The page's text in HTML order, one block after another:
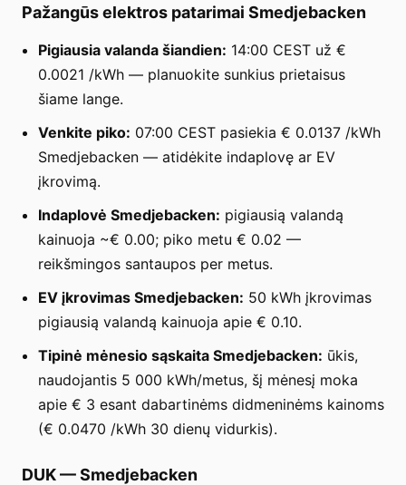
Pažangūs elektros patarimai Smedjebacken
Pigiausia valanda šiandien: 14:00 CEST už €
0.0021 /kWh — planuokite sunkius prietaisus
šiame lange.
Venkite piko: 07:00 CEST pasiekia € 0.0137 /kWh
Smedjebacken — atidėkite indaplovę ar EV
įkrovimą.
Indaplovė Smedjebacken: pigiausią valandą
kainuoja ~€ 0.00; piko metu € 0.02 —
reikšmingos santaupos per metus.
EV įkrovimas Smedjebacken: 50 kWh įkrovimas
pigiausią valandą kainuoja apie € 0.10.
Tipinė mėnesio sąskaita Smedjebacken: ūkis,
naudojantis 5 000 kWh/metus, šį mėnesį moka
apie € 3 esant dabartinėms didmeninėms kainoms
(€ 0.0470 /kWh 30 dienų vidurkis).
DUK—Smedjebacken